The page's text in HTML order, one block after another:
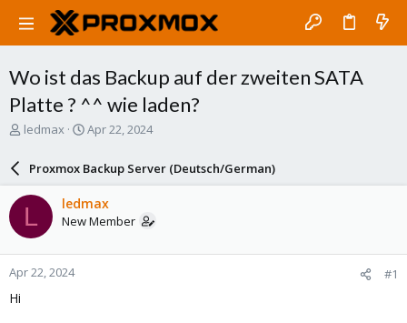
Wo ist das Backup auf der zweiten SATA
Platte ? ^^ wie laden?
T
a
d
s
t
a
r
ledmax
S
a
r
d
a
e
Apr 22, 2024
Proxmox Backup Server (Deutsch/German)
L ledmax
New Member
Apr 22, 2024 #1
Hi